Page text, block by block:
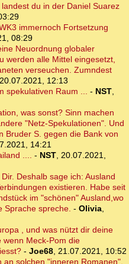
du in der Daniel Suarez
immernoch Fortsetzung
08:29
Neuordnung globaler
werden alle Mittel eingesetzt,
verseuchen. Zumndest
20.07.2021, 12:13
spekulativen Raum ...
- NST,
was sonst? Sinn machen
"Netz-Spekulationen". Und
Bruder S. gegen die Bank von
14:21
....
- NST, 20.07.2021,
Deshalb sage ich: Ausland
existieren. Habe seit
im "schönen" Ausland,wo
Sprache spreche. - Olivia
, und was nützt dir deine
wenn Meck-Pom die
- Joe68 21.07.2021, 10:52
solchen "inneren Romanen".